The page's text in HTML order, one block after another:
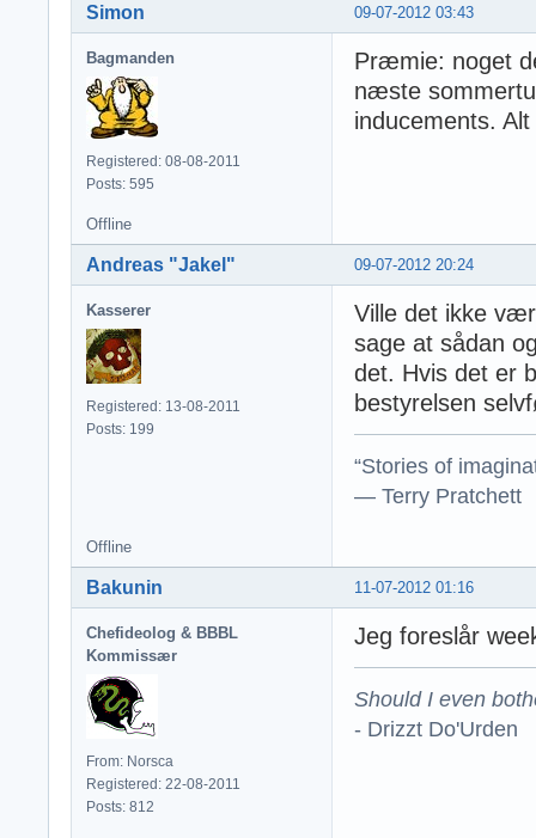
09-07-2012 03:43
Simon
Bagmanden
Registered: 08-08-2011
Posts: 595
Præmie: noget
næste
inducements.
Offline
09-07-2012 20:24
Andreas "Jakel"
Kasserer
Registered: 13-08-2011
Posts: 199
Ville det ikke
sage at sådan
det. Hvis det er
bestyrelsen
“Stories of
― Terry Pratchett
Offline
11-07-2012 01:16
Bakunin
Chefideolog & BBBL
Kommissær
From: Norsca
Registered: 22-08-2011
Posts: 812
Jeg foreslår
Should I even
- Drizzt Do'Urden